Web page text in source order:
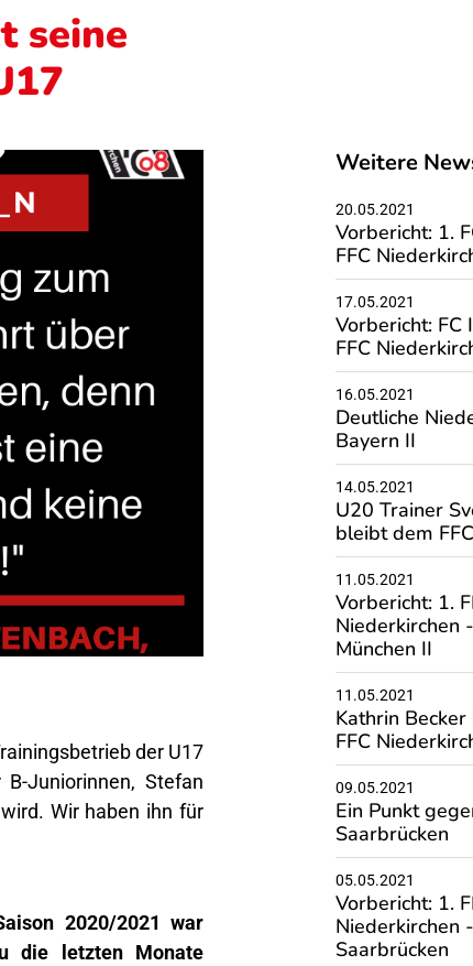
seine
der U17
Juniorinnen, Stefan
Wir haben ihn für
2020/2021 war
die letzten Monate
Weitere
20.05.2021
Vorbericht: 1.
FFC
17.05.2021
Vorbericht:
FFC
16.05.2021
Deutliche
Bayern II
14.05.2021
U20 Trainer
bleibt dem
11.05.2021
Vorbericht: 1.
Niederkirchen
München II
11.05.2021
Kathrin
FFC
09.05.2021
Ein Punkt
Saarbrücken
05.05.2021
Vorbericht: 1.
Niederkirchen
Saarbrücken